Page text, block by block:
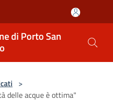
di Porto San
>
delle acque è ottima"